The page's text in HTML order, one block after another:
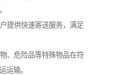
提供快速寄送服务，满足
、危险品等特殊物品在符
运输。